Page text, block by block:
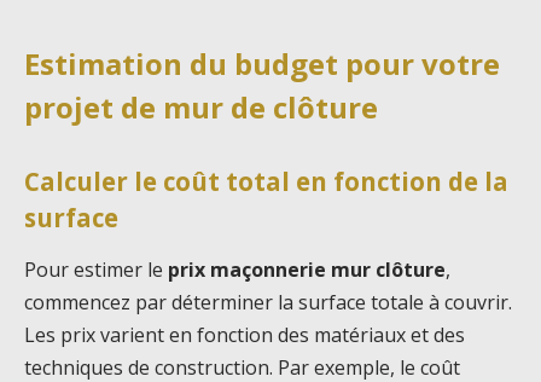
Estimation du budget pour votre
projet de mur de clôture
Calculer le coût total en fonction de la
surface
Pour estimer le prix maçonnerie mur clôture,
commencez par déterminer la surface totale à couvrir.
Les prix varient en fonction des matériaux et des
techniques de construction. Par exemple, le coût